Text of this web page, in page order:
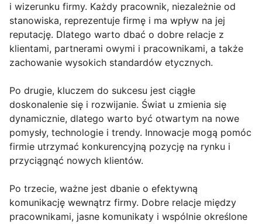
i wizerunku firmy. Każdy pracownik, niezależnie od
stanowiska, reprezentuje firmę i ma wpływ na jej
reputację. Dlatego warto dbać o dobre relacje z
klientami, partnerami owymi i pracownikami, a także
zachowanie wysokich standardów etycznych.
Po drugie, kluczem do sukcesu jest ciągłe
doskonalenie się i rozwijanie. Świat u zmienia się
dynamicznie, dlatego warto być otwartym na nowe
pomysły, technologie i trendy. Innowacje mogą pomóc
firmie utrzymać konkurencyjną pozycję na rynku i
przyciągnąć nowych klientów.
Po trzecie, ważne jest dbanie o efektywną
komunikację wewnątrz firmy. Dobre relacje między
pracownikami, jasne komunikaty i wspólnie określone